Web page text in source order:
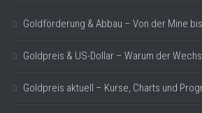
Goldförderung & Abbau – Von der Mine
Goldpreis & US-Dollar – Warum der
Goldpreis aktuell – Kurse, Charts und